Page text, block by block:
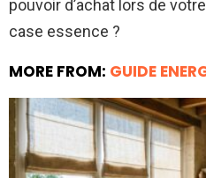
pouvoir d’achat lors de
case essence ?
MORE FROM: GUIDE